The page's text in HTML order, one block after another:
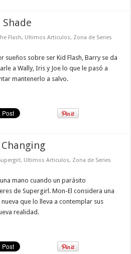
Shade
Flash, Ultimos Articulos, Zona de Series
sueños sobre ser Kid Flash, Barry se da
a Wally, Iris y Joe lo que le pasó a
mantenerlo a salvo.
Changing
, Ultimos Articulos, Zona de Series
mano cuando un parásito
de Supergirl. Mon-El considera una
que lo lleva a contemplar sus
realidad.